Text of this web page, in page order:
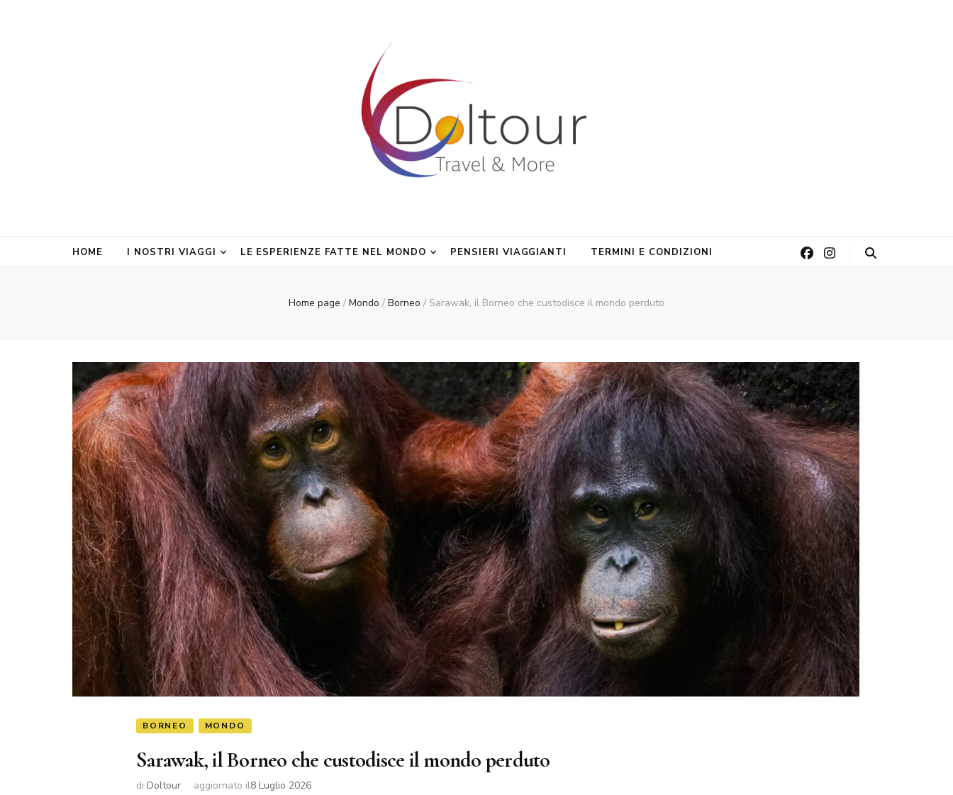
HOME I NOSTRI VIAGGI LE ESPERIENZE FATTE NEL MONDO PENSIERI VIAGGIANTI TERMINI E CONDIZIONI
Home page / Mondo / Borneo / Sarawak, il Borneo che custodisce il mondo perduto
BORNEO MONDO
Sarawak, il Borneo che custodisce il mondo perduto
di Doltour aggiornato il8 Luglio 2026